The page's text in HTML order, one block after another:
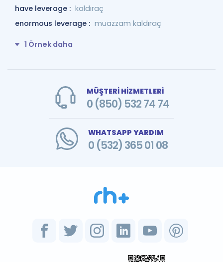
have leverage : kaldıraç
enormous leverage : muazzam kaldıraç
1 Örnek daha
MÜŞTERİ HİZMETLERİ
0 (850) 532 74 74
WHATSAPP YARDIM
0 (532) 365 01 08